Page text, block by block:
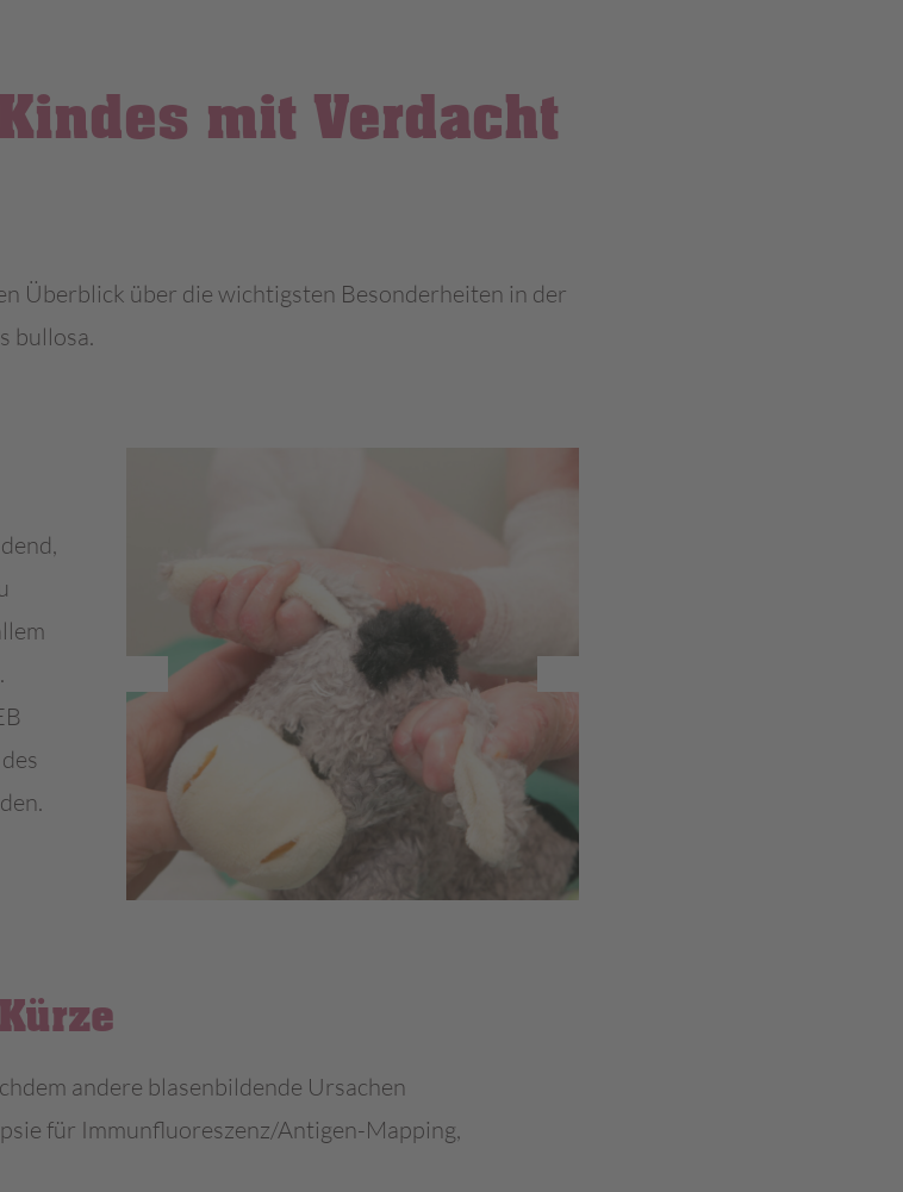
mit Verdacht
Überblick über die wichtigsten Besonderheiten in der
bullosa.
andere blasenbildende Ursachen
für Immunfluoreszenz/Antigen-Mapping,